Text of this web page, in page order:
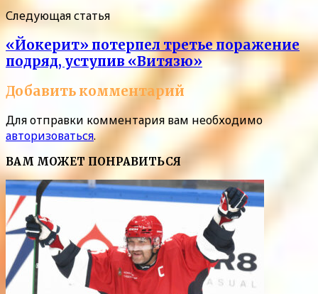
Следующая статья
«Йокерит» потерпел третье поражение
подряд, уступив «Витязю»
Добавить комментарий
Для отправки комментария вам необходимо
авторизоваться.
ВАМ МОЖЕТ ПОНРАВИТЬСЯ